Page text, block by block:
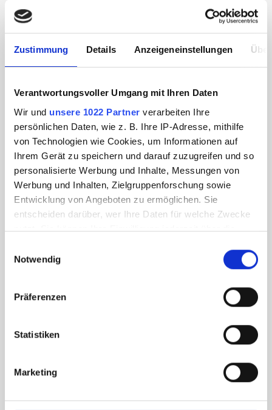
Zustimmung Details Anzeigeneinstellungen
Verantwortungsvoller Umgang mit Ihren Daten
Wir und unsere 1022 Partner verarbeiten Ihre
persönlichen Daten, wie z. B. Ihre IP-Adresse, mithilfe
von Technologien wie Cookies, um Informationen auf
Ihrem Gerät zu speichern und darauf zuzugreifen und so
personalisierte Werbung und Inhalte, Messungen von
Werbung und Inhalten, Zielgruppenforschung sowie
Entwicklung von Angeboten zu ermöglichen. Sie
entscheiden darüber, wer Ihre Daten für welche Zwecke
nutzt. Sie können Ihre Einwilligung jederzeit über die
Trigger Symbol ändern oder widerrufen
Informationen über Ihre geografische Lage
können
bestimmten Merkmalen (Fingerprinting) identifizieren
Erfahren Sie mehr darüber, wie Ihre persönlichen Daten
Notwendig
Präferenzen
Statistiken
Marketing